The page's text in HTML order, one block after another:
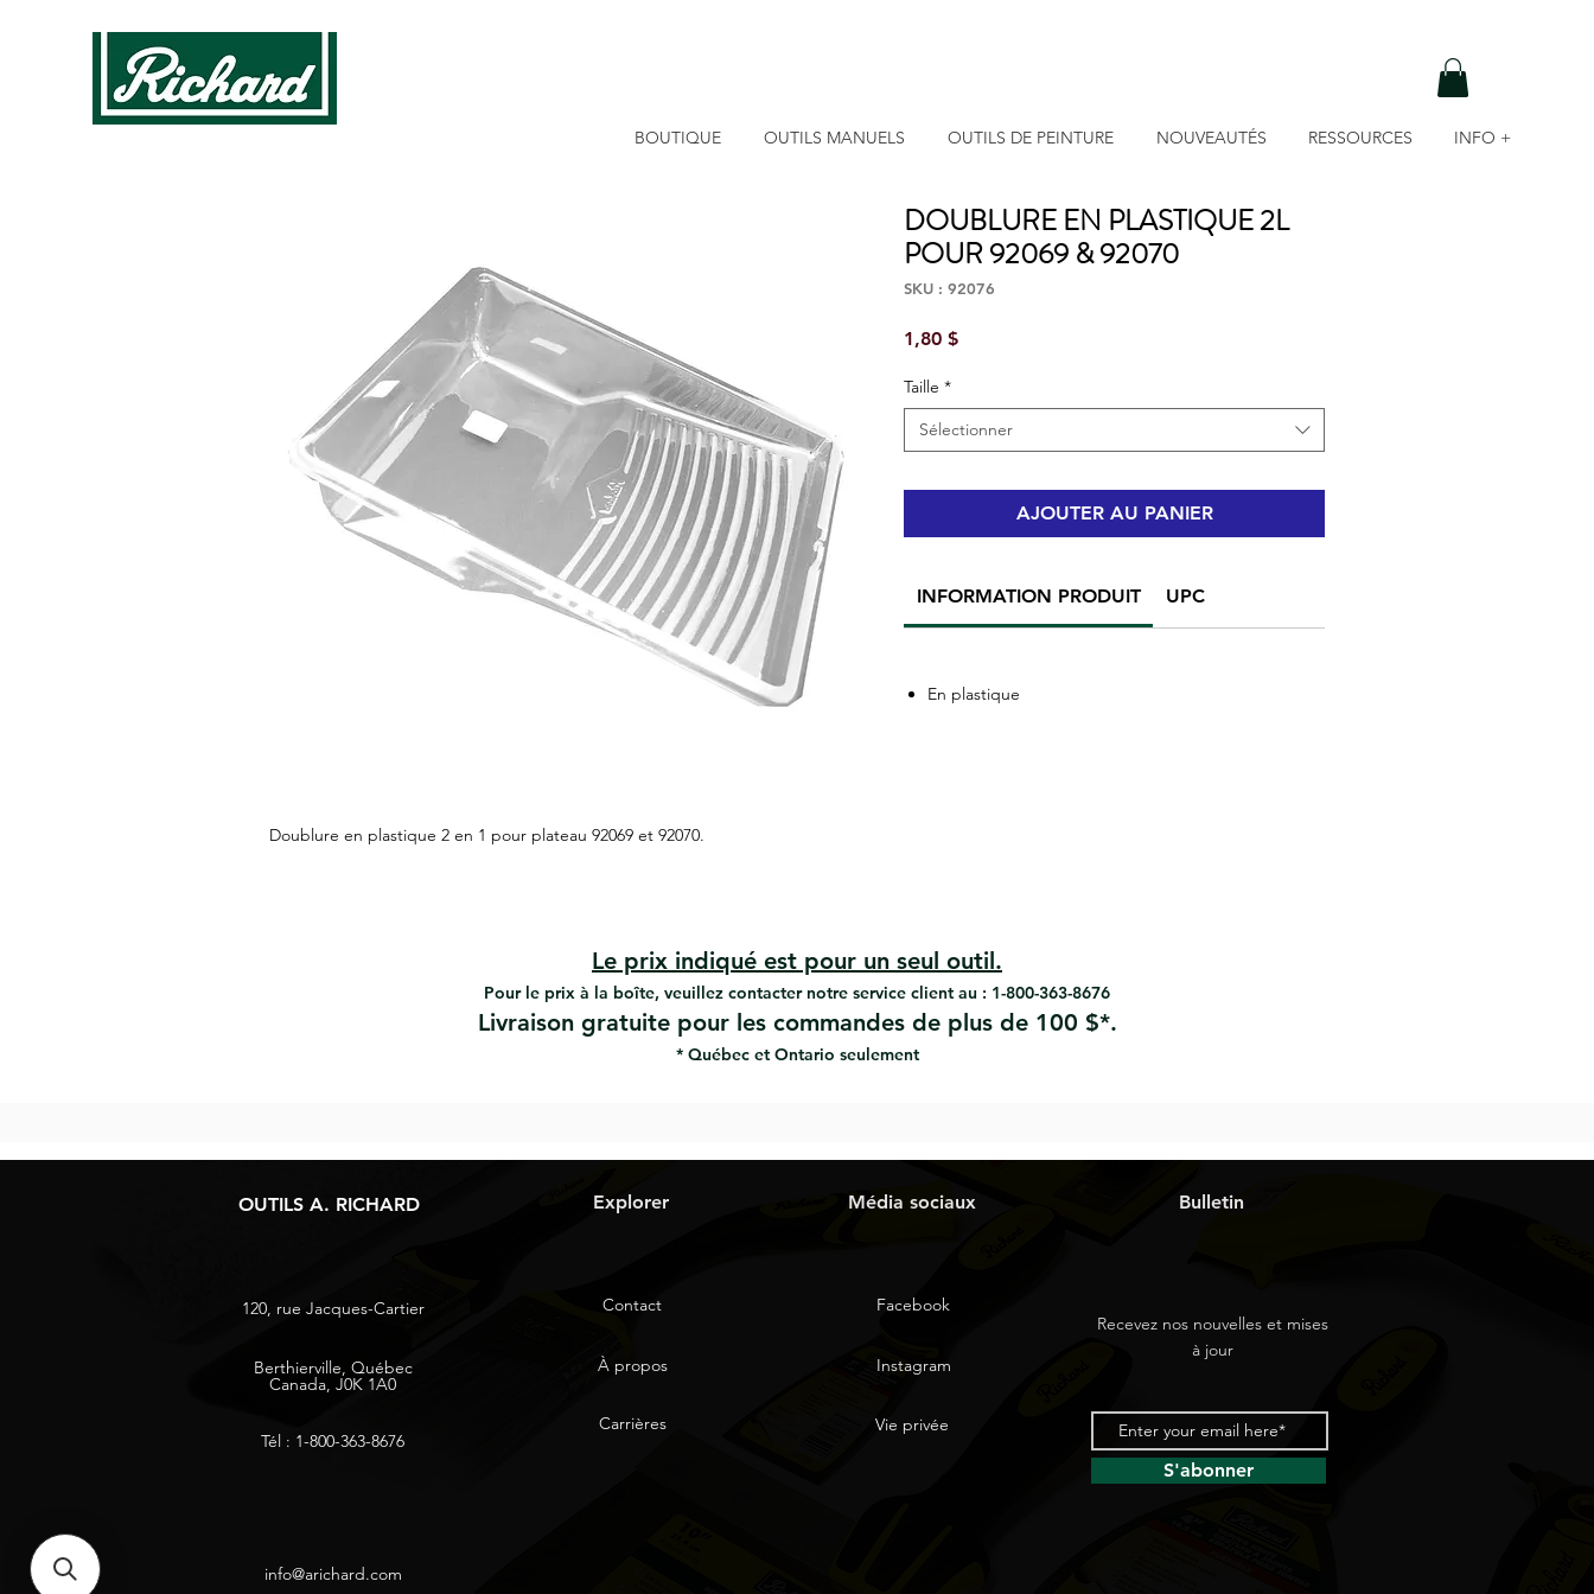
BOUTIQUE OUTILS MANUELS OUTILS DE PEINTURE NOUVEAUTÉS RESSOURCES INFO +
Doublure en plastique 2 en 1 pour plateau 92069 et 92070.
DOUBLURE EN PLASTIQUE 2L
POUR 92069 & 92070
SKU : 92076
1,80 $Prix
Taille *
Sélectionner
AJOUTER AU PANIER
INFORMATION PRODUIT UPC
En plastique
Le prix indiqué est pour un seul outil.
Pour le prix à la boîte, veuillez contacter notre service client au : 1-800-363-8676
Livraison gratuite pour les commandes de plus de 100 $*.
* Québec et Ontario seulement
OUTILS A. RICHARD
120, rue Jacques-Cartier
Berthierville, Québec
Canada, J0K 1A0
Tél : 1-800-363-8676
Explorer
Contact
À propos
Carrières
Média sociaux
Facebook
Instagram
Vie privée
Bulletin
Recevez nos nouvelles et mises
à jour
S'abonner
info@arichard.com